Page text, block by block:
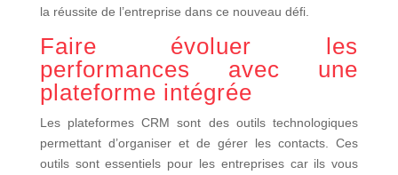
la réussite de l’entreprise dans ce nouveau défi.
Faire évoluer les
performances avec une
plateforme intégrée
Les plateformes CRM sont des outils technologiques
permettant d’organiser et de gérer les contacts. Ces
outils sont essentiels pour les entreprises car ils vous